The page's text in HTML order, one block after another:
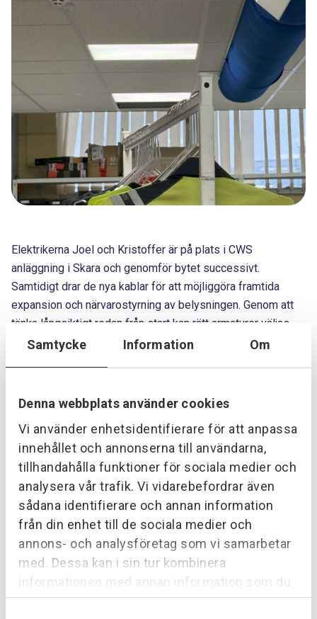
Samtycke Information Om
Denna webbplats använder cookies
Vi använder enhetsidentifierare för att anpassa
innehållet och annonserna till användarna,
tillhandahålla funktioner för sociala medier och
analysera vår trafik. Vi vidarebefordrar även
sådana identifierare och annan information
från din enhet till de sociala medier och
annons- och analysföretag som vi samarbetar
med. Dessa kan i sin tur kombinera
informationen med annan information som du
har tillhandahållit eller som de har samlat in när
Elektrikerna Joel och Kristoffer är på plats i CWS
anläggning i Skara och genomför bytet successivt.
Samtidigt drar de nya kablar för att möjliggöra framtida
expansion och närvarostyrning av belysningen. Genom att
tänka långsiktigt redan från start kan rätt armaturer väljas
direkt, vilket ytterligare minskar elförbrukningen och skapar
En utmaning i arbetet är att verksamheten pågår för fullt
under installationen. Joel och Kristoffer behöver därför
arbeta smidigt och anpassa sig efter produktionen – allt
medan nytvättade kläder rullar fram längs linorna.